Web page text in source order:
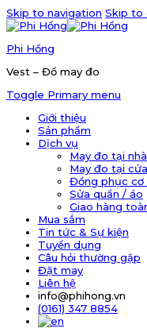
Skip to navigation Skip to
Phi Hồng
Vest – Đồ may đo
Toggle Primary menu
Giới thiệu
Sản phẩm
Dịch vụ
May đo tại nhà
May đo tại
Đồng phục cơ
Sửa quần / áo
Giao hàng
Mua sắm
Tin tức & Sự kiện
Tuyển dụng
Câu hỏi thường gặp
Đặt may
Liên hệ
info@phihong.vn
(0161) 347 8854